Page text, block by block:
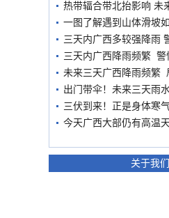
热带辐合带北抬影响 未
一图了解遇到山体滑坡
三天内广西多较强降雨
三天内广西降雨频繁 警
未来三天广西降雨频繁
出门带伞！未来三天雨
三伏到来！正是身体寒
今天广西大部仍有高温
关于我们